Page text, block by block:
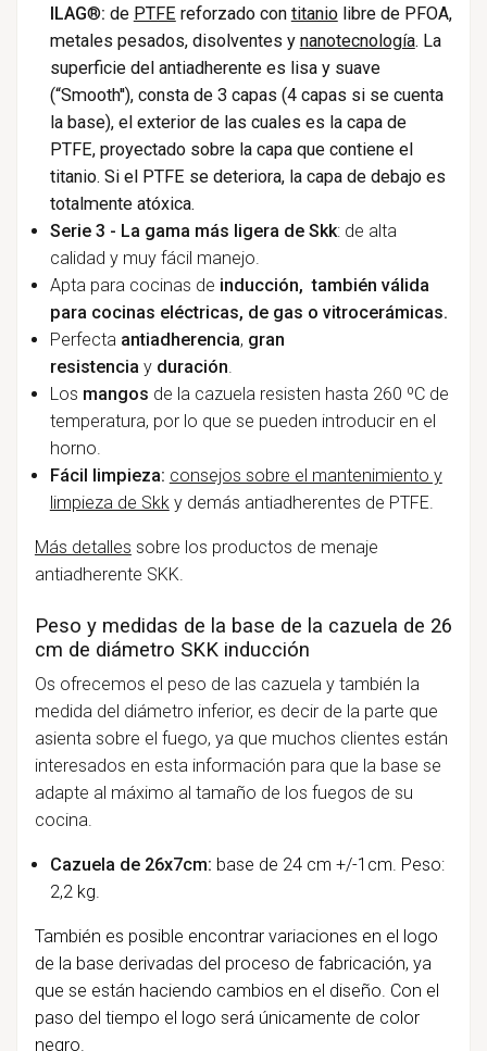
ILAG®: de PTFE reforzado con titaniolibre de PFOA,
metales pesados, disolventes y nanotecnología. La
superficie del antiadherente es lisa y suave
(“Smooth''), consta de 3 capas (4 capas si se cuenta
la base), el exterior de las cuales es la capa de
PTFE, proyectado sobre la capa que contiene el
titanio. Si el PTFE se deteriora, la capa de debajo es
totalmente atóxica.
Serie 3 - La gama más ligera deSkk: de alta
calidad y muy fácil manejo.
Apta para cocinas de inducción, también válida
para cocinas eléctricas, de gas o vitrocerámicas.
Perfecta antiadherencia, gran
resistencia y duración.
Los mangos de la cazuela resisten hasta 260 ºC de
temperatura, por lo que se pueden introducir en el
horno.
Fácil limpieza: consejos sobre el mantenimiento y
limpieza de Skky demás antiadherentes de PTFE.
Más detalles sobre los productos de menaje
antiadherente SKK.
Peso y medidas de la base de la cazuela de 26
cm de diámetro SKK inducción
Os ofrecemos el peso de las cazuela y también la
medida del diámetro inferior, es decir de la parte que
asienta sobre el fuego, ya que muchos clientes están
interesados en esta información para que la base se
adapte al máximo al tamaño de los fuegos de su
cocina.
Cazuela de 26x7cm: base de 24 cm +/-1cm. Peso:
2,2 kg.
También es posible encontrar variaciones en el logo
de la base derivadas del proceso de fabricación, ya
que se están haciendo cambios en el diseño. Con el
paso del tiempo el logo será únicamente de color
negro.